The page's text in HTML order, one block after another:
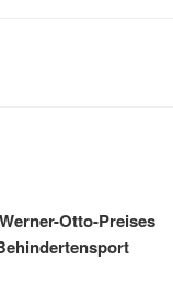
Otto-Preises